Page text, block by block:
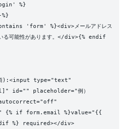
%}
'form' %}<div>メールアドレス
いる可能性があります。</div>{% endif
須):<input type="text"
id="" placeholder="例）
autocorrect="off"
{% if form.email %}value="{{
%} required></div>